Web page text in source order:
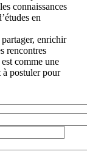
connaissances
en
enrichir
rencontres
comme une
à postuler pour